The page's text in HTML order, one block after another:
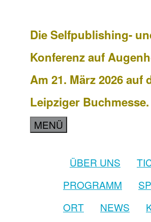
Die Selfpublishing-
Konferenz auf
Am 21. März 2026 auf
Leipziger Buchmesse.
MENÜ
ÜBER UNS
PROGRAMM
ORT
NEWS